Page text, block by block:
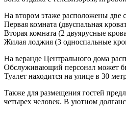
На втором этаже расположены
Первая комната (двуспальная
Вторая комната (2 двуярусные
Жилая лоджия (3 односпальные
На веранде Центрального дома
Обслуживающий персонал может
Туалет находится на улице в 30
Также для размещения гостей
четырех человек. В уютном